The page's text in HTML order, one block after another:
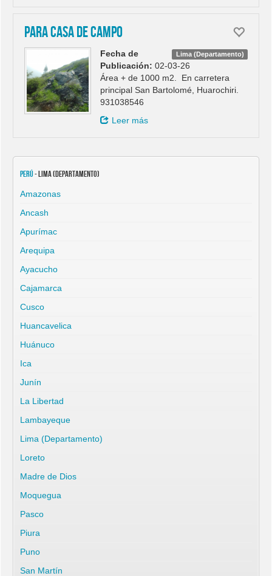
Para casa de campo
Lima (Departamento)
Fecha de
Publicación: 02-03-26
Área + de 1000 m2. En carretera
principal San Bartolomé, Huarochiri.
931038546
Leer más
Perú- Lima (Departamento)
Amazonas
Ancash
Apurímac
Arequipa
Ayacucho
Cajamarca
Cusco
Huancavelica
Huánuco
Ica
Junín
La Libertad
Lambayeque
Lima (Departamento)
Loreto
Madre de Dios
Moquegua
Pasco
Piura
Puno
San Martín